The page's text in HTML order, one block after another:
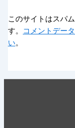
このサイトはスパ
す。
コメントデー
い。